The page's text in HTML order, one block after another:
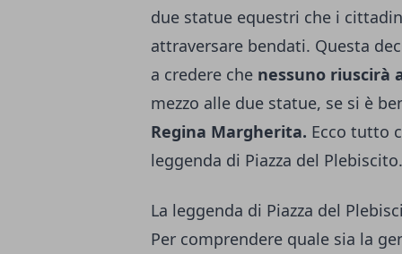
due statue equestri che i
attraversare bendati. Questa
a credere che nessuno riuscirà
mezzo alle due statue, se si è
Regina Margherita. Ecco tutto
leggenda di Piazza del Plebiscito.
La leggenda di Piazza del
Per comprendere quale sia la